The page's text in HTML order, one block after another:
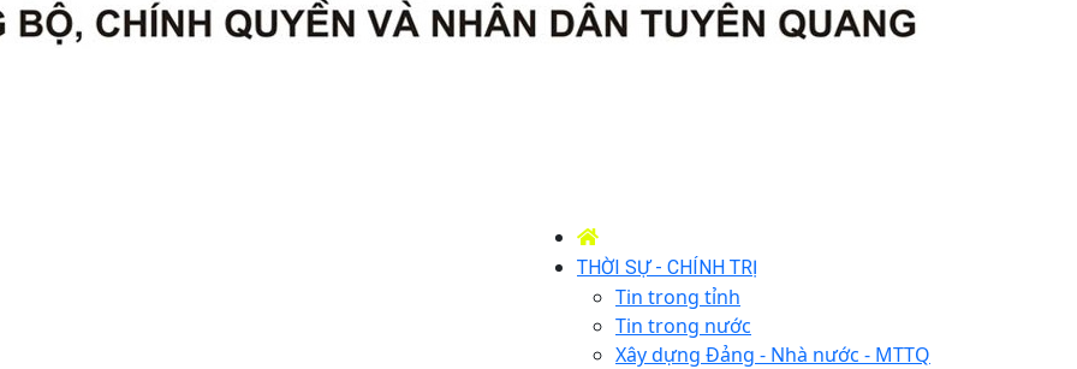
THỜI SỰ - CHÍNH TRỊ
Tin trong tỉnh
Tin trong nước
Xây dựng Đảng - Nhà nước - MTTQ